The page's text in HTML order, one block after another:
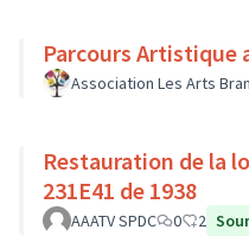
Parcours Artistique
Association Les Arts
Restauration de la
231E41 de 1938
AAATV SPDC 0 2